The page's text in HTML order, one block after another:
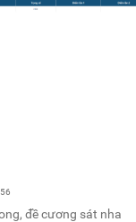
đề cương sát nha